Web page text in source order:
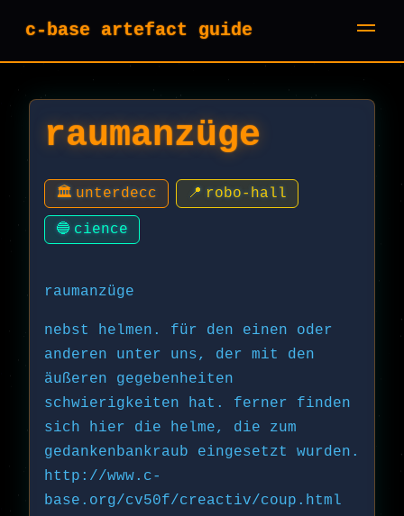
c-base artefact guide
raumanzüge
🏛️ unterdecc 📍 robo-hall
🔵 cience
raumanzüge
nebst helmen. für den einen oder
anderen unter uns, der mit den
äußeren gegebenheiten
schwierigkeiten hat. ferner finden
sich hier die helme, die zum
gedankenbankraub eingesetzt wurden.
http://www.c-
base.org/cv50f/creactiv/coup.html